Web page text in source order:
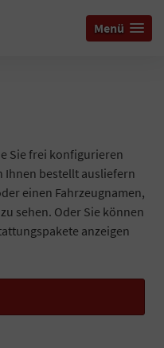
Menü
Sie frei konfigurieren
Ihnen bestellt ausliefern
einen Fahrzeugnamen,
sehen. Oder Sie können
anzeigen